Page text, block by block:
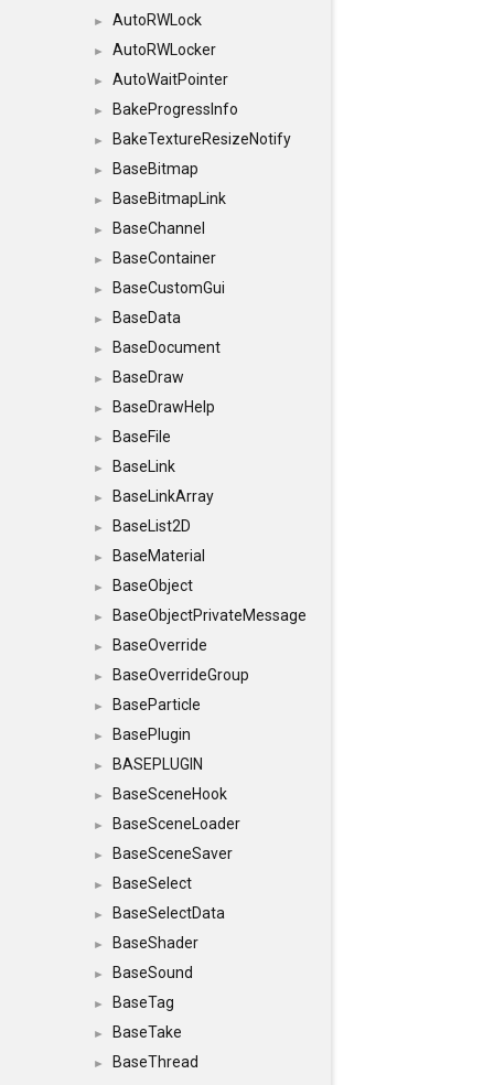
► AutoRWLock
► AutoRWLocker
► AutoWaitPointer
► BakeProgressInfo
► BakeTextureResizeNotify
► BaseBitmap
► BaseBitmapLink
► BaseChannel
► BaseContainer
► BaseCustomGui
► BaseData
► BaseDocument
► BaseDraw
► BaseDrawHelp
► BaseFile
► BaseLink
► BaseLinkArray
► BaseList2D
► BaseMaterial
► BaseObject
► BaseObjectPrivateMessage
► BaseOverride
► BaseOverrideGroup
► BaseParticle
► BasePlugin
► BASEPLUGIN
► BaseSceneHook
► BaseSceneLoader
► BaseSceneSaver
► BaseSelect
► BaseSelectData
► BaseShader
► BaseSound
► BaseTag
► BaseTake
►
BaseThread